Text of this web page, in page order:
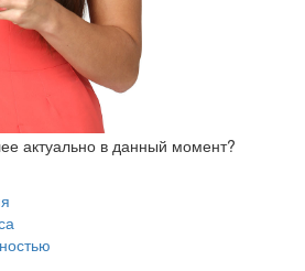
актуально в данный момент?